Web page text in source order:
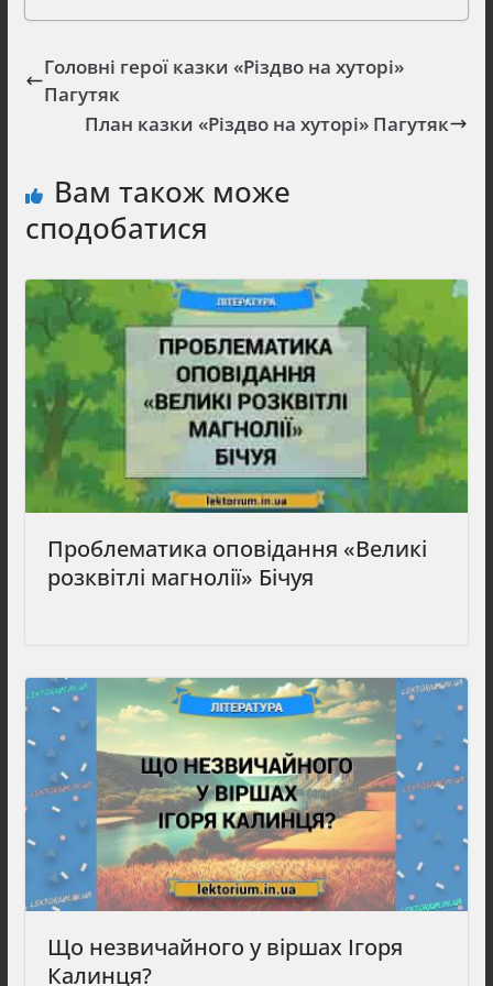
Головні герої казки «Різдво на хуторі»
Пагутяк
План казки «Різдво на хуторі» Пагутяк
Вам також може
сподобатися
Проблематика оповідання «Великі
розквітлі магнолії» Бічуя
Що незвичайного у віршах Ігоря
Калинця?